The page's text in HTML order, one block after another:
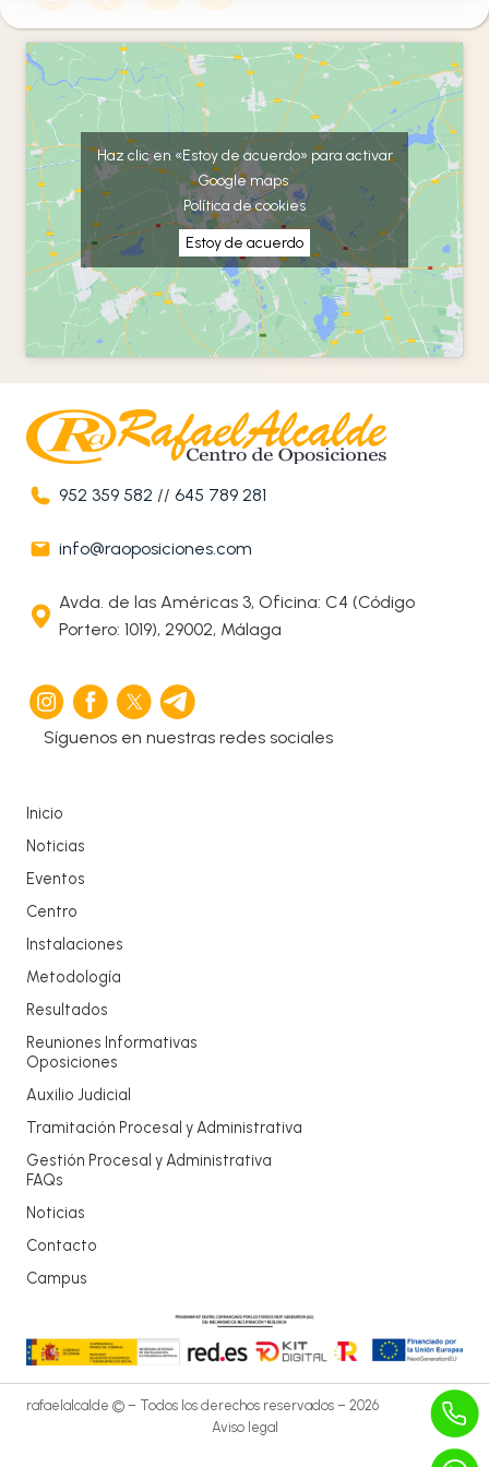
Haz clic en «Estoy de acuerdo» para activar
Google maps
Política de cookies
Estoy de acuerdo
952 359 582 //645 789 281
info@raoposiciones.com
Avda. de las Américas 3, Oficina: C4 (Código
Portero: 1019), 29002, Málaga
Síguenos en nuestras redes sociales
Inicio
Noticias
Eventos
Centro
Instalaciones
Metodología
Resultados
Reuniones Informativas
Oposiciones
Auxilio Judicial
Tramitación Procesal y Administrativa
Gestión Procesal y Administrativa
FAQs
Noticias
Contacto
Campus
rafaelalcalde © – Todos los derechos reservados – 2026
Aviso legal